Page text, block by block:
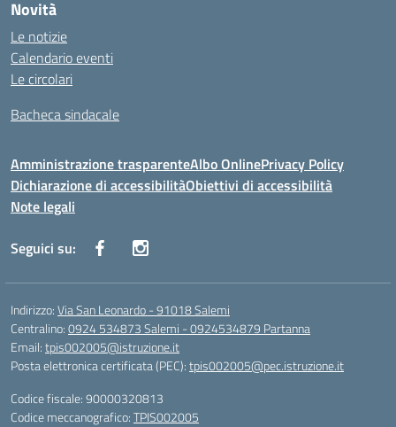
Novità
Le notizie
Calendario eventi
Le circolari
Bacheca sindacale
Amministrazione trasparenteAlbo OnlinePrivacy Policy
Dichiarazione di accessibilitàObiettivi di accessibilità
Note legali
Seguici su:
Indirizzo:Via San Leonardo - 91018 Salemi
Centralino:0924 534873 Salemi - 0924534879 Partanna
Email:tpis002005@istruzione.it
Posta elettronica certificata (PEC):tpis002005@pec.istruzione.it
Codice fiscale: 90000320813
Codice meccanografico:TPIS002005